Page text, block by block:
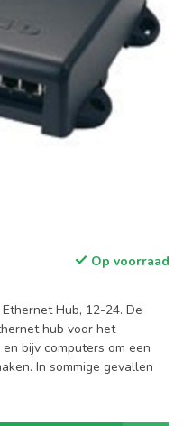
Op voorraad
Hub, 12-24. De
hub voor het
bijv computers om een
In sommige gevallen